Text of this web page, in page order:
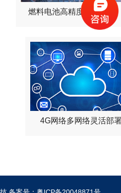
燃料电池高精度酒精检测
4G网络多网络灵活部